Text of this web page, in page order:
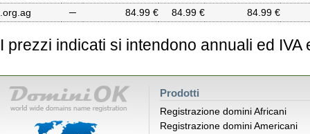
.org.ag
─ 84.99 € 84.99 € 84.99 €
I prezzi indicati si intendono annuali ed IVA
Prodotti
Registrazione domini Africani
Registrazione domini Americani